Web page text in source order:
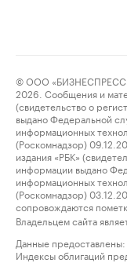
© ООО
2026. Сообщения и
(свидетельство о
выдано Федеральной
информационных
(Роскомнадзор)
издания «РБК»
информации выдано
информационных
(Роскомнадзор)
сопровождаются
Владельцем сайта
Данные предоставлены:
Индексы облигаций